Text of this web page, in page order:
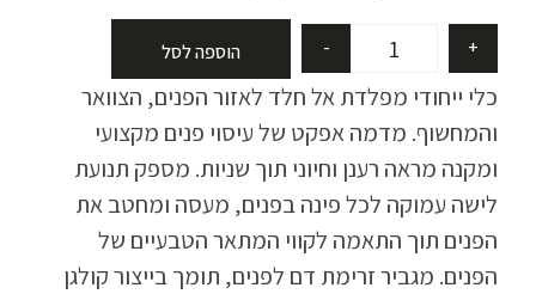
- + הוספה לסל
כלי ייחודי מפלדת אל חלד לאזור הפנים, הצוואר
והמחשוף. מדמה אפקט של עיסוי פנים מקצועי
ומקנה מראה רענן וחיוני תוך שניות. מספק תנועת
לישה עמוקה לכל פינה בפנים, מעסה ומחטב את
הפנים תוך התאמה לקווי המתאר הטבעיים של
הפנים. מגביר זרימת דם לפנים, תומך בייצור קולגן